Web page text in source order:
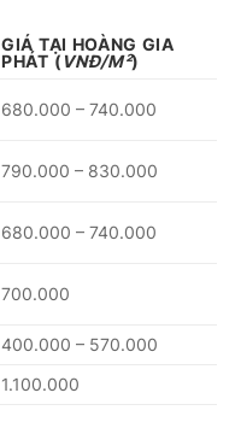
GIÁ TẠI HOÀNG GIA
PHÁT ( VNĐ/M²)
680.000 – 740.000
790.000 – 830.000
680.000 – 740.000
700.000
400.000 – 570.000
1.100.000